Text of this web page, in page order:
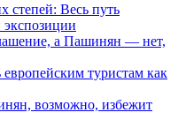
степей: Весь путь
а Пашинян — нет,
туристам как
возможно, избежит